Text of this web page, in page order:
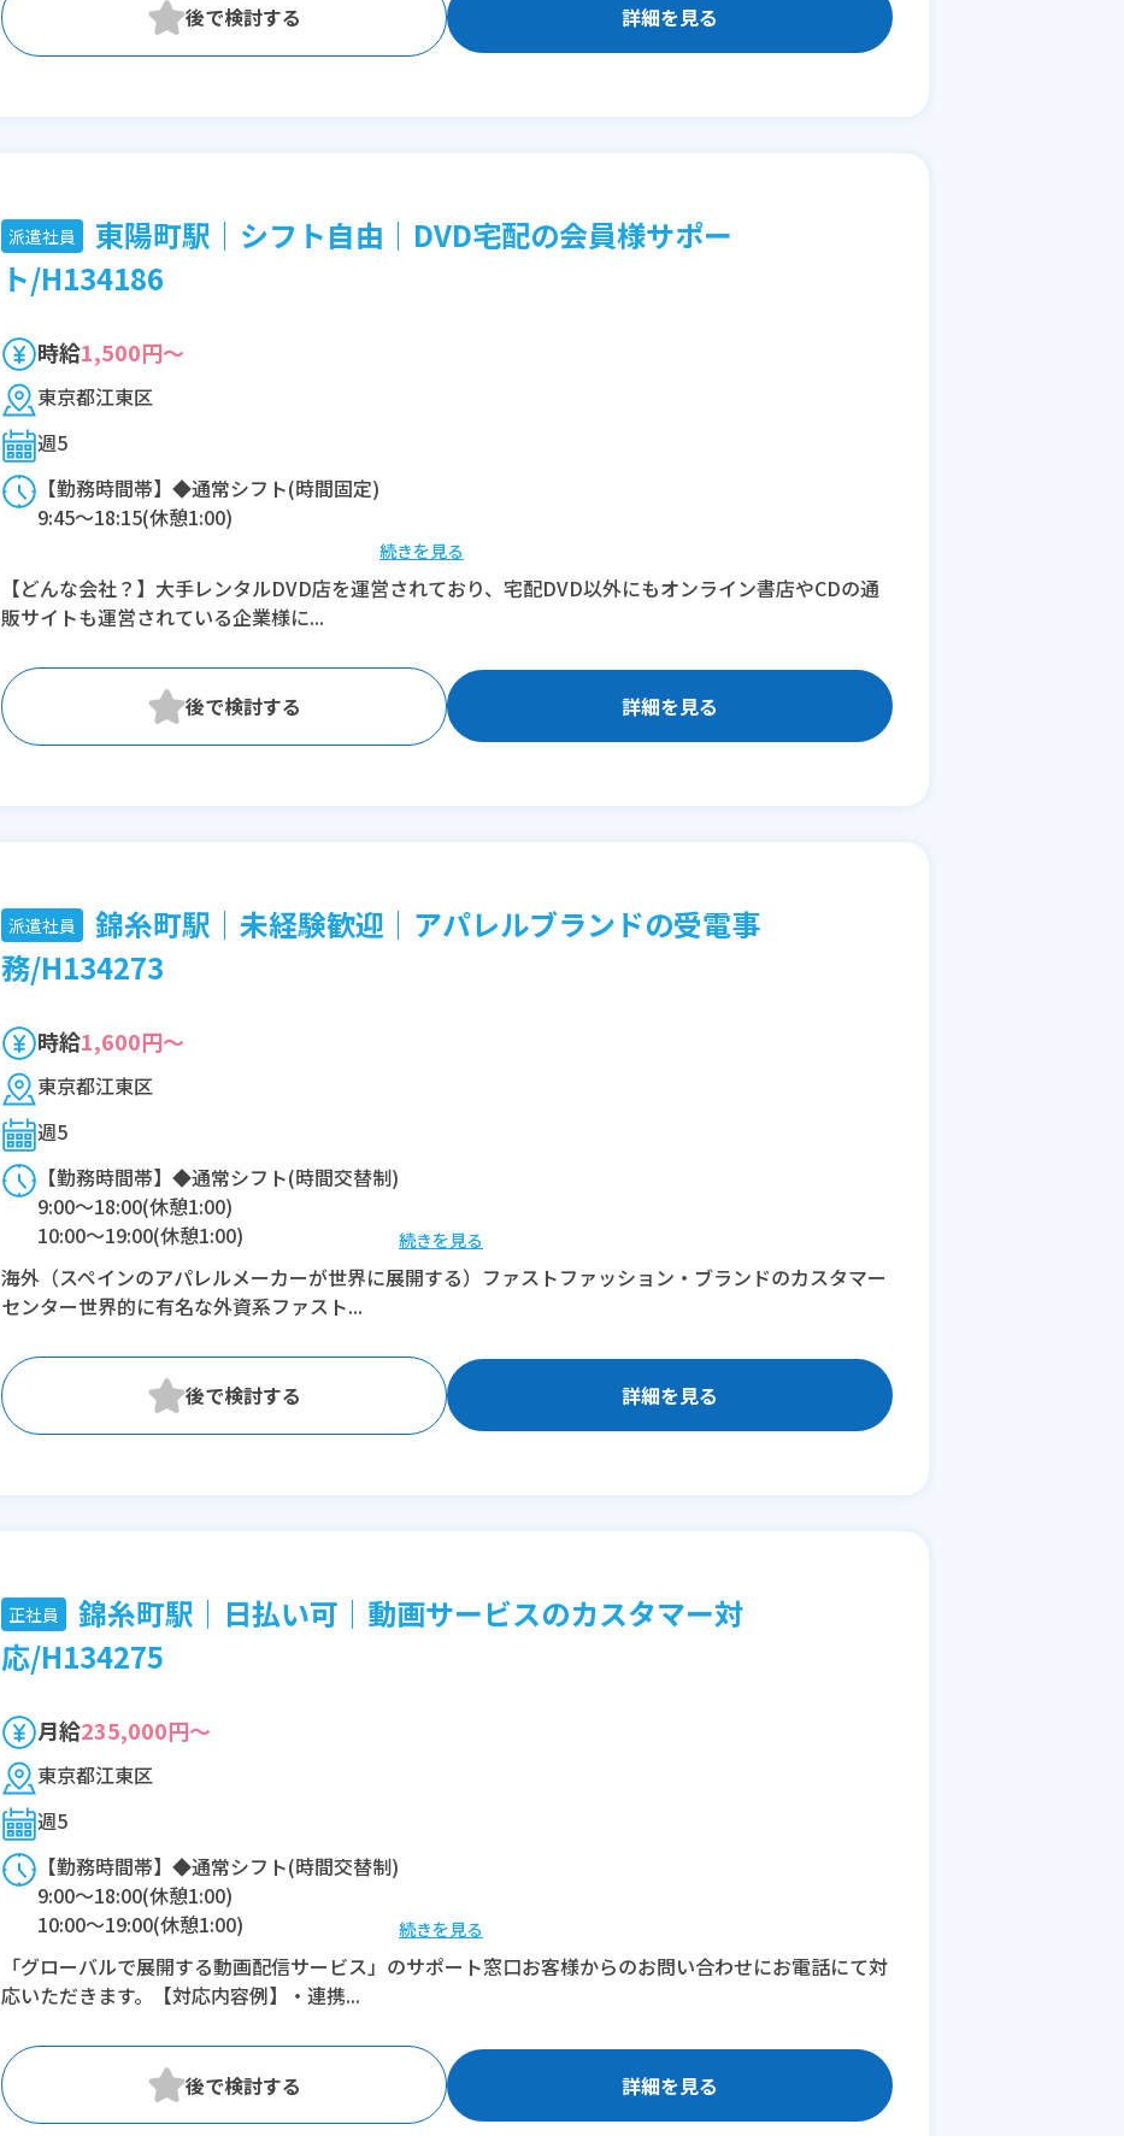
詳細を見る
派遣社員
東陽町駅｜シフト自由｜DVD宅配の会員様サポー
ト/H134186
時給1,500円～
東京都江東区
週5
【勤務時間帯】◆通常シフト(時間固定)
9:45〜18:15(休憩1:00)
※残業：5〜10時間程度/月
※時短：時短や休み希望など相談可能
続きを見る
【どんな会社？】大手レンタルDVD店を運営されており、宅配DVD以外にもオンライン書店やCDの通
販サイトも運営されている企業様に...
詳細を見る
派遣社員
錦糸町駅｜未経験歓迎｜アパレルブランドの受電事
務/H134273
時給1,600円～
東京都江東区
週5
【勤務時間帯】◆通常シフト(時間交替制)
9:00〜18:00(休憩1:00)
10:00〜19:00(休憩1:00)
11:00〜20:00(休憩1:00)
※残業：0〜15時間程度/月
続きを見る
海外（スペインのアパレルメーカーが世界に展開する）ファストファッション・ブランドのカスタマー
センター世界的に有名な外資系ファスト...
詳細を見る
正社員
錦糸町駅｜日払い可｜動画サービスのカスタマー対
応/H134275
月給235,000円～
東京都江東区
週5
【勤務時間帯】◆通常シフト(時間交替制)
9:00〜18:00(休憩1:00)
10:00〜19:00(休憩1:00)
11:00〜20:00(休憩1:00)
12:00〜21:00(休憩1:00)
※残業：0〜10時間程度/月
続きを見る
「グローバルで展開する動画配信サービス」のサポート窓口お客様からのお問い合わせにお電話にて対
応いただきます。【対応内容例】・連携...
詳細を見る